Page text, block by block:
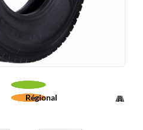
Régional